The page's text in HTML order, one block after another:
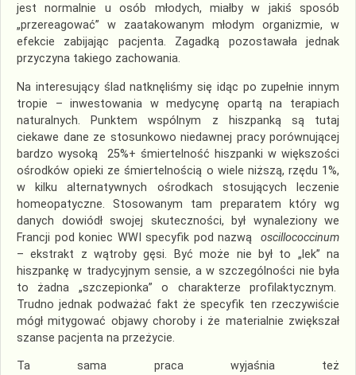
jest normalnie u osób młodych, miałby w jakiś sposób
„przereagować” w zaatakowanym młodym organizmie, w
efekcie zabijając pacjenta. Zagadką pozostawała jednak
przyczyna takiego zachowania.
Na interesujący ślad natknęliśmy się idąc po zupełnie innym
tropie – inwestowania w medycynę opartą na terapiach
naturalnych. Punktem wspólnym z hiszpanką są tutaj
ciekawe dane ze stosunkowo niedawnej pracy porównującej
bardzo wysoką 25%+ śmiertelność hiszpanki w większości
ośrodków opieki ze śmiertelnością o wiele niższą, rzędu 1%,
w kilku alternatywnych ośrodkach stosujących leczenie
homeopatyczne. Stosowanym tam preparatem który wg
danych dowiódł swojej skuteczności, był wynaleziony we
Francji pod koniec WWI specyfik pod nazwą oscillococcinum
– ekstrakt z wątroby gęsi. Być może nie był to „lek” na
hiszpankę w tradycyjnym sensie, a w szczególności nie była
to żadna „szczepionka” o charakterze profilaktycznym.
Trudno jednak podważać fakt że specyfik ten rzeczywiście
mógł mitygować objawy choroby i że materialnie zwiększał
szanse pacjenta na przeżycie.
Ta sama praca wyjaśnia też